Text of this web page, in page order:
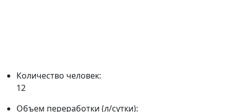
Количество человек:
12
Объем переработки (л/сутки):